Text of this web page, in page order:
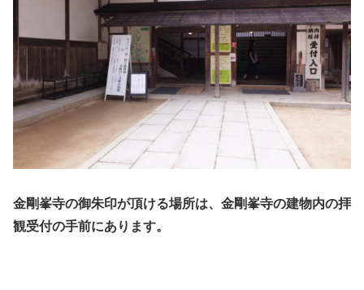
金剛峯寺の御朱印が頂ける場所は、金剛峯寺の建物内の拝
観受付の手前にあります。